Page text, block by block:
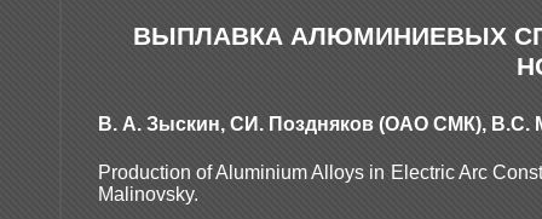
ВЫПЛАВКА АЛЮМИНИЕВЫХ
В. А. Зыскин, СИ. Поздняков (ОАО СМК), B.C.
Production of Aluminium Alloys in Electric Arc
Malinovsky.